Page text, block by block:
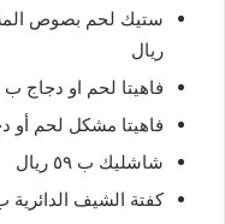
ريال
فاهيتا لحم او دجاج ب ٤٨ ريال
فاهيتا مشكل لحم أو دجاج
شاشليك ب ٥٩ ريال
كفتة الشيف الدائرية ب ٥٠